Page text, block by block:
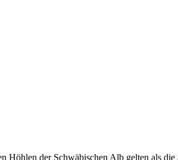
Höhlen der Schwäbischen Alb gelten als